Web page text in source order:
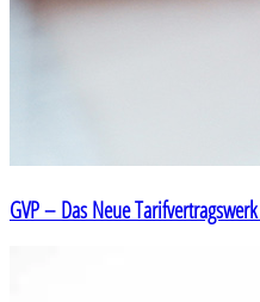
GVP – Das Neue